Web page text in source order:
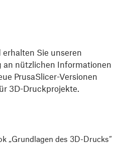
Sie unseren
an nützlichen Informationen
PrusaSlicer-Versionen
3D-Druckprojekte.
„Grundlagen des 3D-Drucks“